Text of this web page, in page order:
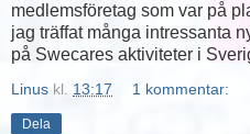
medlemsföretag som var på
jag träffat många intressanta
på Swecares aktiviteter i
Linus kl. 13:17 1 kommentar:
Dela